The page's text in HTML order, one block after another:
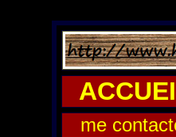
me